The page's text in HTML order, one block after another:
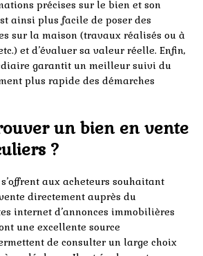
précises sur le bien et son
ainsi plus facile de poser des
sur la maison (travaux réalisés ou à
et d’évaluer sa valeur réelle. Enfin,
garantit un meilleur suivi du
plus rapide des démarches
un bien en vente
?
aux acheteurs souhaitant
directement auprès du
internet d’annonces immobilières
une excellente source
de consulter un large choix